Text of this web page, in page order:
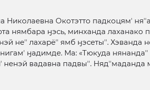
Николаевна Окотэтто падкоцямʼ
нямбара ӈэсь, минханда лаханако
неʼʼ лахарёʼʼ ямб ӈэсетыʼʼ. Хэванда
ӈадимде. Ма: «Тюкуда нянандаʼʼ
ненэй вадавна падвыʼʼ. Нядʼʼмаданда